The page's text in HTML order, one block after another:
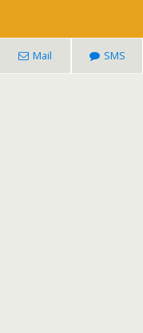
Mail SMS